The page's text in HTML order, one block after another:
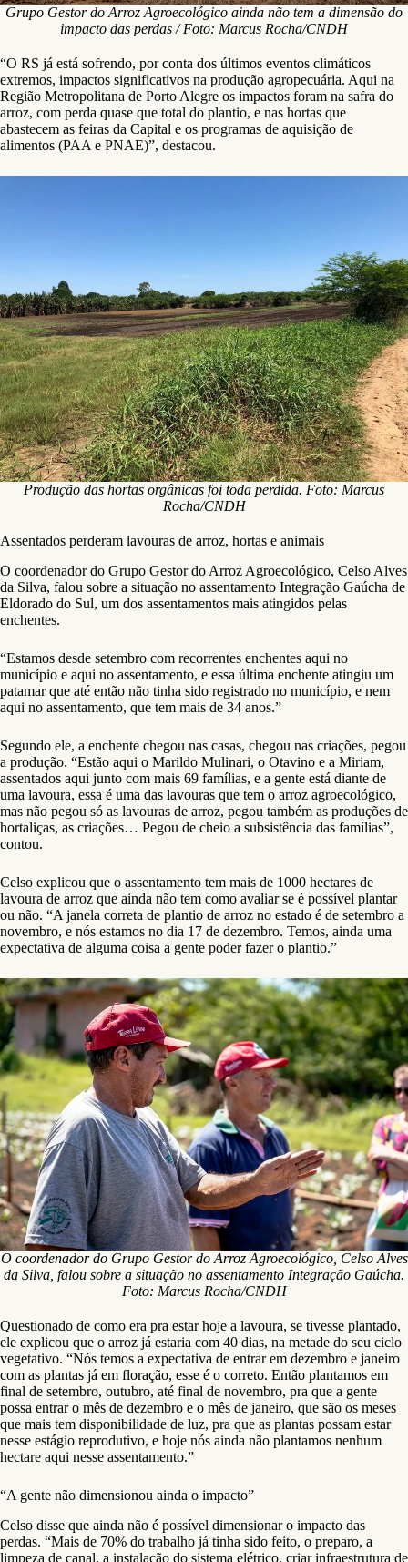
Grupo Gestor do Arroz Agroecológico ainda não tem a dimensão do
impacto das perdas / Foto: Marcus Rocha/CNDH
“O RS já está sofrendo, por conta dos últimos eventos climáticos
extremos, impactos significativos na produção agropecuária. Aqui na
Região Metropolitana de Porto Alegre os impactos foram na safra do
arroz, com perda quase que total do plantio, e nas hortas que
abastecem as feiras da Capital e os programas de aquisição de
alimentos (PAA e PNAE)”, destacou.
Produção das hortas orgânicas foi toda perdida. Foto: Marcus
Rocha/CNDH
Assentados perderam lavouras de arroz, hortas e animais
O coordenador do Grupo Gestor do Arroz Agroecológico, Celso Alves
da Silva, falou sobre a situação no assentamento Integração Gaúcha de
Eldorado do Sul, um dos assentamentos mais atingidos pelas
enchentes.
“Estamos desde setembro com recorrentes enchentes aqui no
município e aqui no assentamento, e essa última enchente atingiu um
patamar que até então não tinha sido registrado no município, e nem
aqui no assentamento, que tem mais de 34 anos.”
Segundo ele, a enchente chegou nas casas, chegou nas criações, pegou
a produção. “Estão aqui o Marildo Mulinari, o Otavino e a Miriam,
assentados aqui junto com mais 69 famílias, e a gente está diante de
uma lavoura, essa é uma das lavouras que tem o arroz agroecológico,
mas não pegou só as lavouras de arroz, pegou também as produções de
hortaliças, as criações… Pegou de cheio a subsistência das famílias”,
contou.
Celso explicou que o assentamento tem mais de 1000 hectares de
lavoura de arroz que ainda não tem como avaliar se é possível plantar
ou não. “A janela correta de plantio de arroz no estado é de setembro a
novembro, e nós estamos no dia 17 de dezembro. Temos, ainda uma
expectativa de alguma coisa a gente poder fazer o plantio.”
O coordenador do Grupo Gestor do Arroz Agroecológico, Celso Alves
da Silva, falou sobre a situação no assentamento Integração Gaúcha.
Foto: Marcus Rocha/CNDH
Questionado de como era pra estar hoje a lavoura, se tivesse plantado,
ele explicou que o arroz já estaria com 40 dias, na metade do seu ciclo
vegetativo. “Nós temos a expectativa de entrar em dezembro e janeiro
com as plantas já em floração, esse é o correto. Então plantamos em
final de setembro, outubro, até final de novembro, pra que a gente
possa entrar o mês de dezembro e o mês de janeiro, que são os meses
que mais tem disponibilidade de luz, pra que as plantas possam estar
nesse estágio reprodutivo, e hoje nós ainda não plantamos nenhum
hectare aqui nesse assentamento.”
“A gente não dimensionou ainda o impacto”
Celso disse que ainda não é possível dimensionar o impacto das
perdas. “Mais de 70% do trabalho já tinha sido feito, o preparo, a
limpeza de canal, a instalação do sistema elétrico, criar infraestrutura de